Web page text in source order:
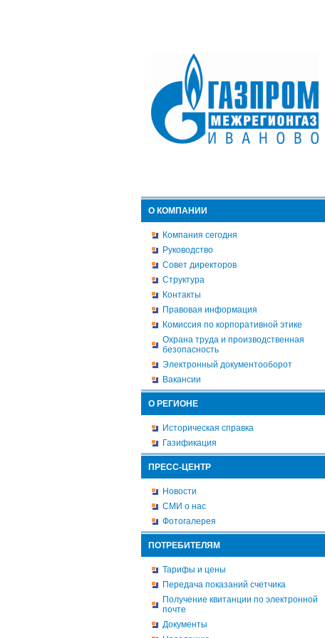
О КОМПАНИИ
Компания сегодня
Руководство
Совет директоров
Структура
Контакты
Правовая информация
Комиссия по корпоративной этике
Охрана труда и производственная
безопасность
Электронный документооборот
Вакансии
О РЕГИОНЕ
Историческая справка
Газификация
ПРЕСС-ЦЕНТР
Новости
СМИ о нас
Фотогалерея
ПОТРЕБИТЕЛЯМ
Тарифы и цены
Передача показаний счетчика
Получение квитанции по электронной
почте
Документы